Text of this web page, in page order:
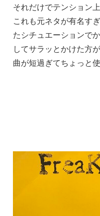
それだけでテンション上
これも元ネタが有名す
たシチュエーションで
してサラッとかけた方が
曲が短過ぎてちょっと